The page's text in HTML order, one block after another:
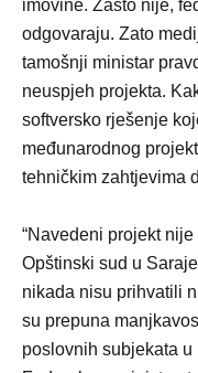
imovine. Zašto nije,
odgovaraju. Zato
tamošnji ministar
neuspjeh projekta.
softversko rješenje
međunarodnog
tehničkim zahtjevima
“Navedeni projekt
Opštinski sud u
nikada nisu prihvatili
su prepuna
poslovnih subjekata